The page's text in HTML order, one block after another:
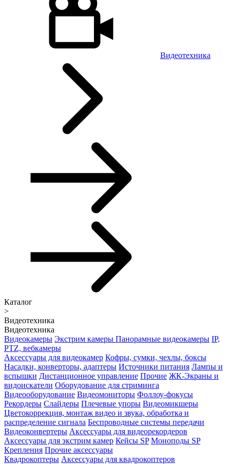
Видеотехника
Каталог
>
Видеотехника
Видеотехника
Видеокамеры Экстрим камеры Панорамные видеокамеры IP,
PTZ, вебкамеры
Аксессуары для видеокамер Кофры, сумки, чехлы, боксы
Насадки, конверторы, адаптеры Источники питания Лампы и
вспышки Дистанционное управление Прочие ЖК-Экраны и
видоискатели Оборудование для стриминга
Видеооборудование Видеомониторы Фоллоу-фокусы
Рекордеры Слайдеры Плечевые упоры Видеомикшеры
Цветокоррекция, монтаж видео и звука, обработка и
распределение сигнала Беспроводные системы передачи
Видеоконвертеры Аксессуары для видеорекордеров
Аксессуары для экстрим камер Кейсы SP Моноподы SP
Крепления Прочие аксессуары
Квадрокоптеры Аксессуары для квадрокоптеров